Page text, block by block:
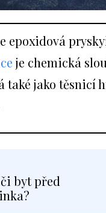
epoxidová
je chemická
také jako těsnicí
byt před